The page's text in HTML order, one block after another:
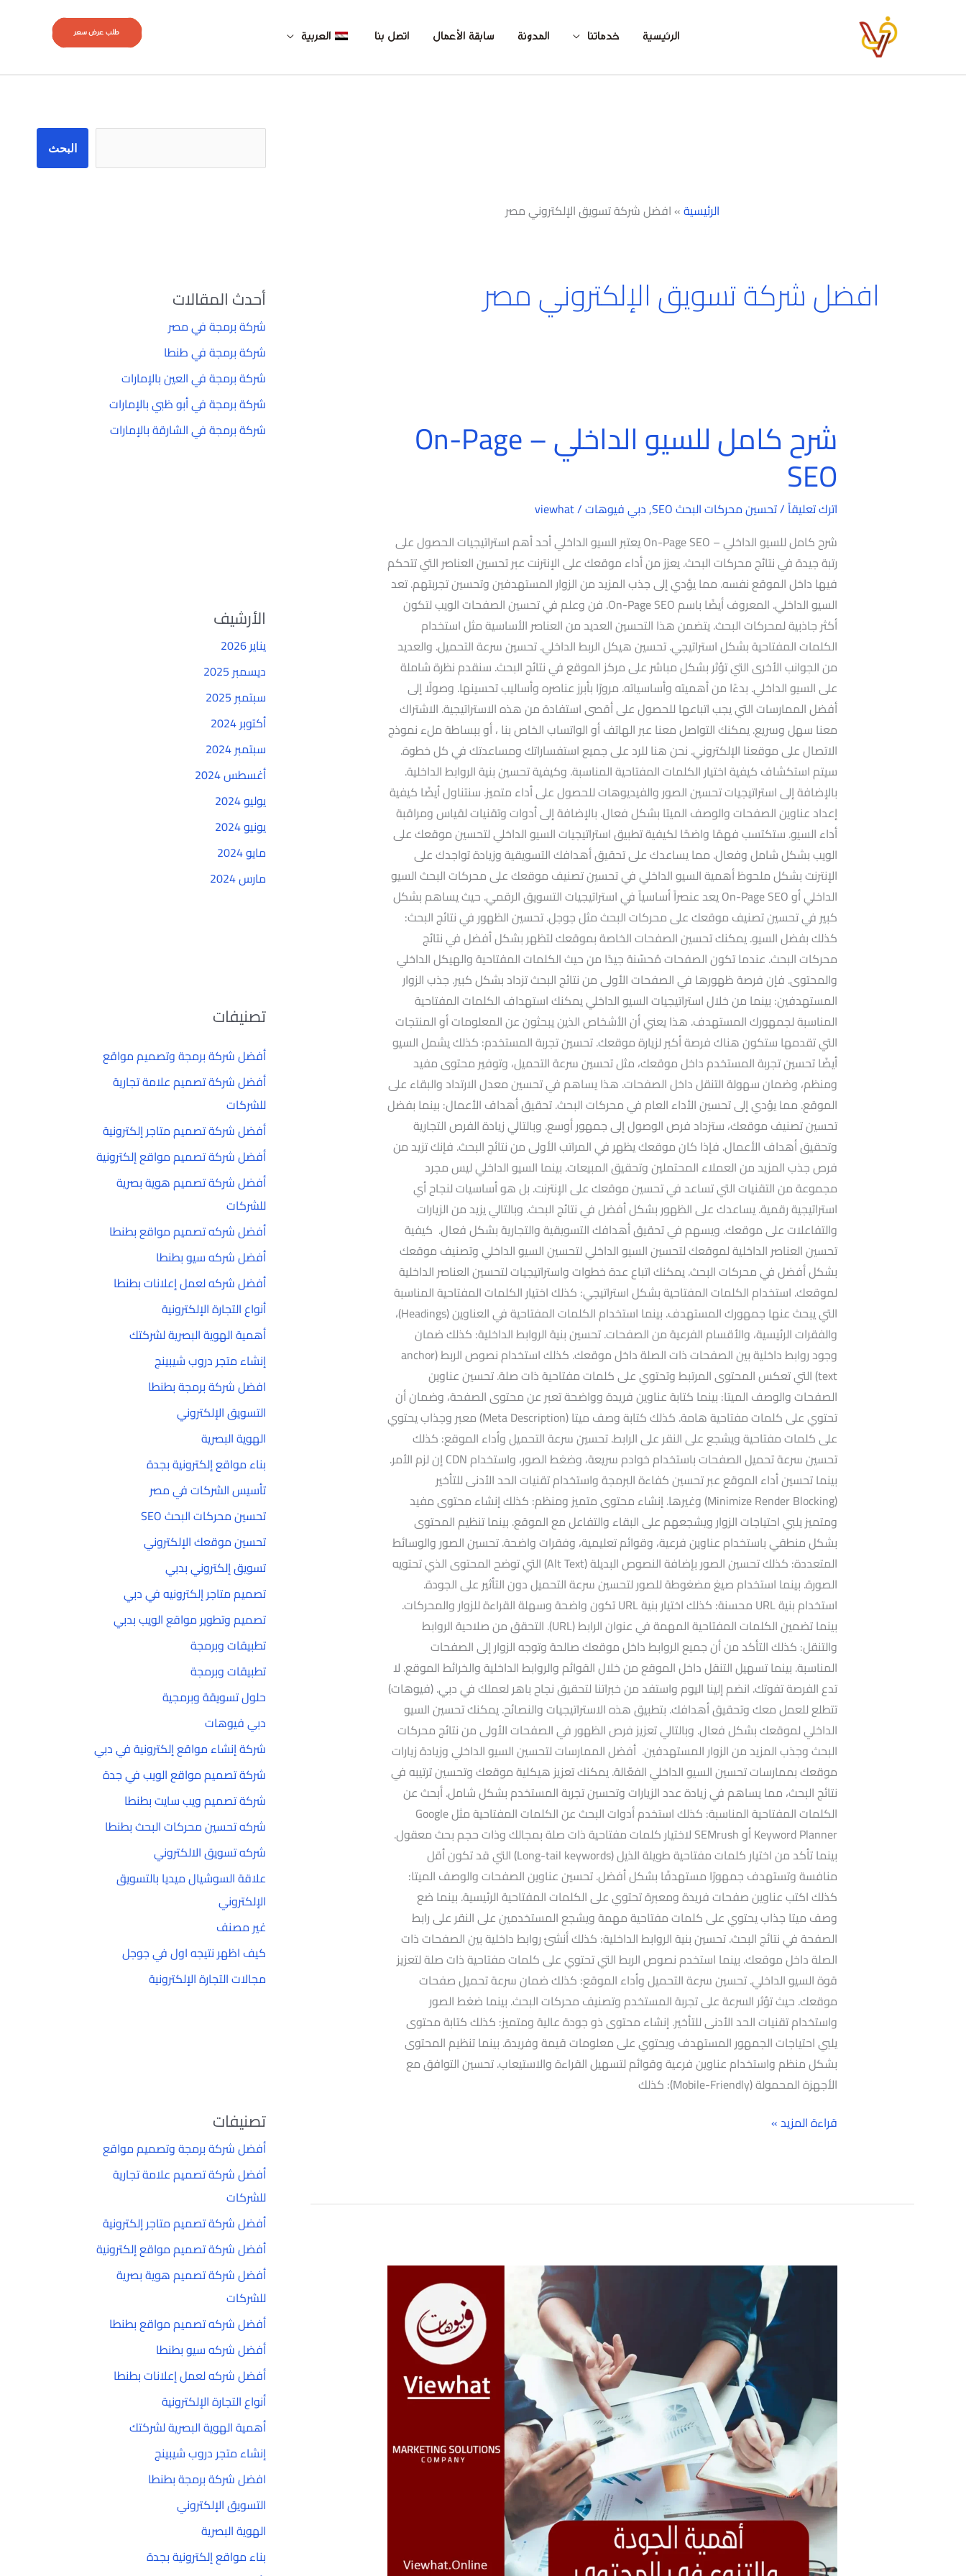
الرئيسية خدماتنا المدونة سابقة الأعمال اتصل بنا العربية طلب عرض سعر
الرئيسية» افضل شركة تسويق الإلكتروني مصر
افضل شركة تسويق الإلكتروني مصر
شرح كامل للسيو الداخلي – On-Page
SEO
اترك تعليقاً/تحسين محركات البحث SEO ,دبي فيوهات/
viewhat
شرح كامل للسيو الداخلي – On-Page SEO يعتبر السيو الداخلي أحد أهم استراتيجيات الحصول على
رتبة جيدة في نتائج محركات البحث. يعزز من أداء موقعك على الإنترنت عبر تحسين العناصر التي تتحكم
فيها داخل الموقع نفسه. مما يؤدي إلى جذب المزيد من الزوار المستهدفين وتحسين تجربتهم. تعد
السيو الداخلي. المعروف أيضًا باسم On-Page SEO. فن وعلم في تحسين الصفحات الويب لتكون
أكثر جاذبية لمحركات البحث. يتضمن هذا التحسين العديد من العناصر الأساسية مثل استخدام
الكلمات المفتاحية بشكل استراتيجي. تحسين هيكل الربط الداخلي. تحسين سرعة التحميل. والعديد
من الجوانب الأخرى التي تؤثر بشكل مباشر على مركز الموقع في نتائج البحث. سنقدم نظرة شاملة
على السيو الداخلي. بدءًا من أهميته وأساسياته. مرورًا بأبرز عناصره وأساليب تحسينها. وصولًا إلى
أفضل الممارسات التي يجب اتباعها للحصول على أقصى استفادة من هذه الاستراتيجية. الاشتراك
معنا سهل وسريع. يمكنك التواصل معنا عبر الهاتف أو الواتساب الخاص بنا ، أو ببساطة ملء نموذج
الاتصال على موقعنا الإلكتروني. نحن هنا للرد على جميع استفساراتك ومساعدتك في كل خطوة.
سيتم استكشاف كيفية اختيار الكلمات المفتاحية المناسبة. وكيفية تحسين بنية الروابط الداخلية.
بالإضافة إلى استراتيجيات تحسين الصور والفيديوهات للحصول على أداء متميز. سنتناول أيضًا كيفية
إعداد عناوين الصفحات والوصف الميتا بشكل فعال. بالإضافة إلى أدوات وتقنيات لقياس ومراقبة
أداء السيو. ستكتسب فهمًا واضحًا لكيفية تطبيق استراتيجيات السيو الداخلي لتحسين موقعك على
الويب بشكل شامل وفعال. مما يساعدك على تحقيق أهدافك التسويقية وزيادة تواجدك على
الإنترنت بشكل ملحوظ أهمية السيو الداخلي في تحسين تصنيف موقعك على محركات البحث السيو
الداخلي أو On-Page SEO يعد عنصراً أساسياً في استراتيجيات التسويق الرقمي. حيث يساهم بشكل
كبير في تحسين تصنيف موقعك على محركات البحث مثل جوجل. تحسين الظهور في نتائج البحث:
كذلك بفضل السيو. يمكنك تحسين الصفحات الخاصة بموقعك لتظهر بشكل أفضل في نتائج
محركات البحث. عندما تكون الصفحات مُحسّنة جيدًا من حيث الكلمات المفتاحية والهيكل الداخلي
والمحتوى. فإن فرصة ظهورها في الصفحات الأولى من نتائج البحث تزداد بشكل كبير. جذب الزوار
المستهدفين: بينما من خلال استراتيجيات السيو الداخلي يمكنك استهداف الكلمات المفتاحية
المناسبة لجمهورك المستهدف. هذا يعني أن الأشخاص الذين يبحثون عن المعلومات أو المنتجات
التي تقدمها ستكون هناك فرصة أكبر لزيارة موقعك. تحسين تجربة المستخدم: كذلك يشمل السيو
أيضًا تحسين تجربة المستخدم داخل موقعك، مثل تحسين سرعة التحميل، وتوفير محتوى مفيد
ومنظم، وضمان سهولة التنقل داخل الصفحات. هذا يساهم في تحسين معدل الارتداد والبقاء على
الموقع. مما يؤدي إلى تحسين الأداء العام في محركات البحث. تحقيق أهداف الأعمال: بينما بفضل
تحسين تصنيف موقعك، ستزداد فرص الوصول إلى جمهور أوسع. وبالتالي زيادة الفرص التجارية
وتحقيق أهداف الأعمال. فإذا كان موقعك يظهر في المراتب الأولى من نتائج البحث. فإنك تزيد من
فرص جذب المزيد من العملاء المحتملين وتحقيق المبيعات. بينما السيو الداخلي ليس مجرد
مجموعة من التقنيات التي تساعد في تحسين موقعك على الإنترنت. بل هو أساسيات لنجاح أي
استراتيجية رقمية. يساعدك على الظهور بشكل أفضل في نتائج البحث. وبالتالي يزيد من الزيارات
والتفاعلات على موقعك. ويسهم في تحقيق أهدافك التسويقية والتجارية بشكل فعال. كيفية
تحسين العناصر الداخلية لموقعك لتحسين السيو الداخلي لتحسين السيو الداخلي وتصنيف موقعك
بشكل أفضل في محركات البحث. يمكنك اتباع عدة خطوات واستراتيجيات لتحسين العناصر الداخلية
لموقعك. استخدام الكلمات المفتاحية بشكل استراتيجي: كذلك اختيار الكلمات المفتاحية المناسبة
التي يبحث عنها جمهورك المستهدف. بينما استخدام الكلمات المفتاحية في العناوين (Headings)،
والفقرات الرئيسية، والأقسام الفرعية من الصفحات. تحسين بنية الروابط الداخلية: كذلك ضمان
وجود روابط داخلية بين الصفحات ذات الصلة داخل موقعك. كذلك استخدام نصوص الربط (anchor
text) التي تعكس المحتوى المرتبط وتحتوي على كلمات مفتاحية ذات صلة. تحسين عناوين
الصفحات والوصف الميتا: بينما كتابة عناوين فريدة وواضحة تعبر عن محتوى الصفحة، وضمان أن
تحتوي على كلمات مفتاحية هامة. كذلك كتابة وصف ميتا (Meta Description) معبر وجذاب يحتوي
على كلمات مفتاحية ويشجع على النقر على الرابط. تحسين سرعة التحميل وأداء الموقع: كذلك
تحسين سرعة تحميل الصفحات باستخدام خوادم سريعة، وضغط الصور، واستخدام CDN إن لزم الأمر.
بينما تحسين أداء الموقع عبر تحسين كفاءة البرمجة واستخدام تقنيات الحد الأدنى للتأخير
(Minimize Render Blocking) وغيرها. إنشاء محتوى متميز ومنظم: كذلك إنشاء محتوى مفيد
ومتميز يلبي احتياجات الزوار ويشجعهم على البقاء والتفاعل مع الموقع. بينما تنظيم المحتوى
بشكل منطقي باستخدام عناوين فرعية، وقوائم تعليمية، وفقرات واضحة. تحسين الصور والوسائط
المتعددة: كذلك تحسين الصور بإضافة النصوص البديلة (Alt Text) التي توضح المحتوى الذي تحتويه
الصورة. بينما استخدام صيغ مضغوطة للصور لتحسين سرعة التحميل دون التأثير على الجودة.
استخدام بنية URL محسنة: كذلك اختيار بنية URL تكون واضحة وسهلة القراءة للزوار والمحركات.
بينما تضمين الكلمات المفتاحية المهمة في عنوان الرابط (URL). التحقق من صلاحية الروابط
والتنقل: كذلك التأكد من أن جميع الروابط داخل موقعك صالحة وتوجه الزوار إلى الصفحات
المناسبة. بينما تسهيل التنقل داخل الموقع من خلال القوائم والروابط الداخلية والخرائط الموقع. لا
تدع الفرصة تفوتك. انضم إلينا اليوم واستفد من خبراتنا لتحقيق نجاح باهر لعملك في دبي. (فيوهات)
تتطلع للعمل معك وتحقيق أهدافك. بتطبيق هذه الاستراتيجيات والنصائح. يمكنك تحسين السيو
الداخلي لموقعك بشكل فعال. وبالتالي تعزيز فرص الظهور في الصفحات الأولى من نتائج محركات
البحث وجذب المزيد من الزوار المستهدفين. أفضل الممارسات لتحسين السيو الداخلي وزيادة زيارات
موقعك بممارسات تحسين السيو الداخلي الفعّالة. يمكنك تعزيز هيكلية موقعك وتحسين ترتيبه في
نتائج البحث، مما يساهم في زيادة عدد الزيارات وتحسين تجربة المستخدم بشكل شامل. أبحث عن
الكلمات المفتاحية المناسبة: كذلك استخدم أدوات البحث عن الكلمات المفتاحية مثل Google
Keyword Planner أو SEMrush لاختيار كلمات مفتاحية ذات صلة بمجالك وذات حجم بحث معقول.
بينما تأكد من اختيار كلمات مفتاحية طويلة الذيل (Long-tail keywords) التي قد تكون أقل
منافسة وتستهدف جمهورًا مستهدفًا بشكل أفضل. تحسين عناوين الصفحات والوصف الميتا:
كذلك اكتب عناوين صفحات فريدة ومعبرة تحتوي على الكلمات المفتاحية الرئيسية. بينما ضع
وصف ميتا جذاب يحتوي على كلمات مفتاحية مهمة ويشجع المستخدمين على النقر على رابط
الصفحة في نتائج البحث. تحسين بنية الروابط الداخلية: كذلك أنشئ روابط داخلية بين الصفحات ذات
الصلة داخل موقعك. بينما استخدم نصوص الربط التي تحتوي على كلمات مفتاحية ذات صلة لتعزيز
قوة السيو الداخلي. تحسين سرعة التحميل وأداء الموقع: كذلك ضمان سرعة تحميل صفحات
موقعك. حيث تؤثر السرعة على تجربة المستخدم وتصنيف محركات البحث. بينما ضغط الصور
واستخدام تقنيات الحد الأدنى للتأخير. إنشاء محتوى ذو جودة عالية ومتميز: كذلك كتابة محتوى
يلبي احتياجات الجمهور المستهدف ويحتوي على معلومات قيمة وفريدة. بينما تنظيم المحتوى
بشكل منظم واستخدام عناوين فرعية وقوائم لتسهيل القراءة والاستيعاب. تحسين التوافق مع
الأجهزة المحمولة (Mobile-Friendly): كذلك
شرح
كامل
للسيو
الداخلي
–
On-
Page
SEO
قراءة المزيد »
في
دبي
البحث
أحدث المقالات
شركة برمجة في مصر
شركة برمجة في طنطا
شركة برمجة في العين بالإمارات
شركة برمجة في أبو ظبي بالإمارات
شركة برمجة في الشارقة بالإمارات
الأرشيف
يناير 2026
ديسمبر 2025
سبتمبر 2025
أكتوبر 2024
سبتمبر 2024
أغسطس 2024
يوليو 2024
يونيو 2024
مايو 2024
مارس 2024
تصنيفات
أفضل شركة برمجة وتصميم مواقع
أفضل شركة تصميم علامة تجارية
للشركات
أفضل شركة تصميم متاجر إلكترونية
أفضل شركة تصميم مواقع إلكترونية
أفضل شركة تصميم هوية بصرية
للشركات
أفضل شركه تصميم مواقع بطنطا
أفضل شركه سيو بطنطا
أفضل شركه لعمل إعلانات بطنطا
أنواع التجارة الإلكترونية
أهمية الهوية البصرية لشركتك
إنشاء متجر دروب شيبينج
افضل شركة برمجة بطنطا
التسويق الإلكتروني
الهوية البصرية
بناء مواقع إلكترونية بجدة
تأسيس الشركات في مصر
تحسين محركات البحث SEO
تحسين موقعك الإلكتروني
تسويق إلكتروني بدبي
تصميم متاجر إلكترونيه في دبي
تصميم وتطوير مواقع الويب بدبي
تطبيقات وبرمجة
تطبيقات وبرمجة
حلول تسويقة وبرمجية
دبي فيوهات
شركة إنشاء مواقع إلكترونية في دبي
شركة تصميم مواقع الويب في جدة
شركة تصميم ويب سايت بطنطا
شركه تحسين محركات البحث بطنطا
شركه تسويق الالكتروني
علاقة السوشيال ميديا بالتسويق
الإلكتروني
غير مصنف
كيف اظهر نتيجه اول في جوجل
مجالات التجارة الإلكترونية
تصنيفات
أفضل شركة برمجة وتصميم مواقع
أفضل شركة تصميم علامة تجارية
للشركات
أفضل شركة تصميم متاجر إلكترونية
أفضل شركة تصميم مواقع إلكترونية
أفضل شركة تصميم هوية بصرية
للشركات
أفضل شركه تصميم مواقع بطنطا
أفضل شركه سيو بطنطا
أفضل شركه لعمل إعلانات بطنطا
أنواع التجارة الإلكترونية
أهمية الهوية البصرية لشركتك
إنشاء متجر دروب شيبينج
افضل شركة برمجة بطنطا
التسويق الإلكتروني
الهوية البصرية
بناء مواقع إلكترونية بجدة